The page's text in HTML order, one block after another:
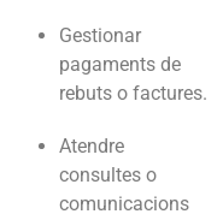
Gestionar
pagaments de
rebuts o factures.
Atendre
consultes o
comunicacions